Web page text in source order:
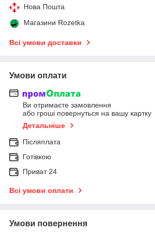
Нова Пошта
Магазини Rozetka
Всі умови доставки
Умови оплати
Ви отримаєте замовлення
або гроші повернуться на вашу картку
Детальніше
Післяплата
Готівкою
Приват 24
Всі умови оплати
Умови повернення